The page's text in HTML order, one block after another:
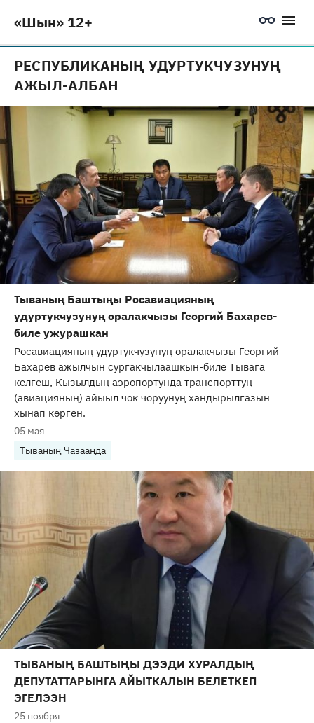
«Шын» 12+
РЕСПУБЛИКАНЫҢ УДУРТУКЧУЗУНУҢ
АЖЫЛ-АЛБАН
Тываның Баштыңы Росавиацияның
удуртукчузунуң оралакчызы Георгий Бахарев-
биле ужурашкан
Росавиацияның удуртукчузунуң оралакчызы Георгий
Бахарев ажылчын сургакчылаашкын-биле Тывага
келгеш, Кызылдың аэропортунда транспорттуң
(авиацияның) айыыл чок чоруунуң хандырылгазын
хынап көрген.
05 мая
Тываның Чазаанда
ТЫВАНЫҢ БАШТЫҢЫ ДЭЭДИ ХУРАЛДЫҢ
ДЕПУТАТТАРЫНГА АЙЫТКАЛЫН БЕЛЕТКЕП
ЭГЕЛЭЭН
25 ноября